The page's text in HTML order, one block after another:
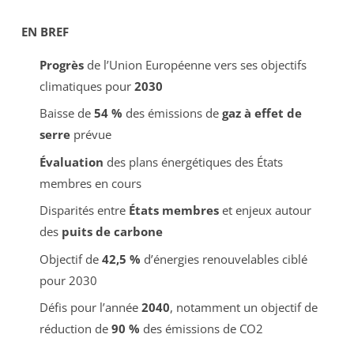
EN BREF
Progrèsde l’Union Européenne vers ses objectifs
climatiques pour 2030
Baisse de 54 % des émissions de gaz à effet de
serreprévue
Évaluation des plans énergétiques des États
membres en cours
Disparités entre États membreset enjeux autour
des puits de carbone
Objectif de 42,5 % d’énergies renouvelables ciblé
pour 2030
Défis pour l’année 2040, notamment un objectif de
réduction de 90 % des émissions de CO2